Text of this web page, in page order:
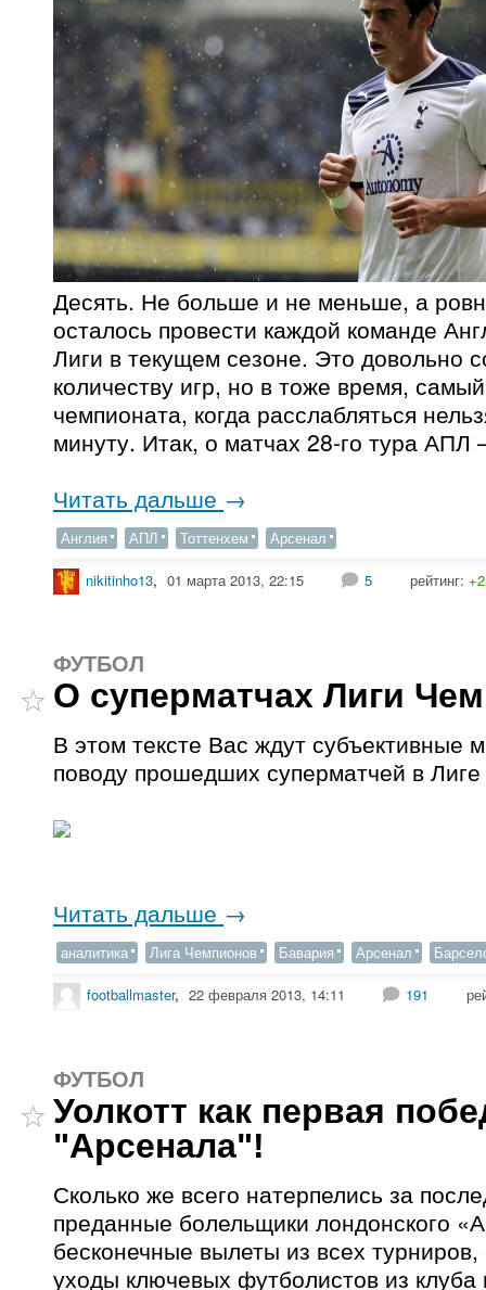
Десять. Не больше и не меньше, а
осталось провести каждой команде
Лиги в текущем сезоне. Это довольно
количеству игр, но в тоже время,
чемпионата, когда расслабляться
минуту. Итак, о матчах 28-го тура АПЛ
Читать дальше →
Англия АПЛ Тоттенхем Арсенал
nikitinho13, 01 марта 2013, 22:15 5 рейтинг: +2
ФУТБОЛ
О суперматчах Лиги
В этом тексте Вас ждут субъективные
поводу прошедших суперматчей в
Читать дальше →
аналитика Лига Чемпионов Бавария Арсенал
footballmaster, 22 февраля 2013, 14:11 191
ФУТБОЛ
Уолкотт как первая
"Арсенала"!
Сколько же всего натерпелись за
преданные болельщики лондонского
бесконечные вылеты из всех турниров,
уходы ключевых футболистов из